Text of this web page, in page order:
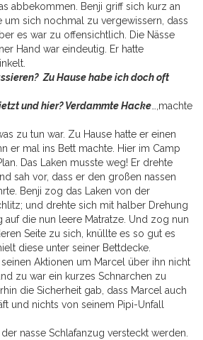
abbekommen. Benji griff sich kurz an
um sich nochmal zu vergewissern, dass
es war zu offensichtlich. Die Nässe
Hand war eindeutig. Er hatte
Zu Hause habe ich doch oft
und hier? Verdammte Hacke…,machte
zu tun war. Zu Hause hatte er einen
er mal ins Bett machte. Hier im Camp
Das Laken musste weg! Er drehte
sah vor, dass er den großen nassen
Benji zog das Laken von der
und drehte sich mit halber Drehung
auf die nun leere Matratze. Und zog nun
Seite zu sich, knüllte es so gut es
diese unter seiner Bettdecke.
Aktionen um Marcel über ihn nicht
zu war ein kurzes Schnarchen zu
die Sicherheit gab, dass Marcel auch
und nichts von seinem Pipi-Unfall
nasse Schlafanzug versteckt werden.